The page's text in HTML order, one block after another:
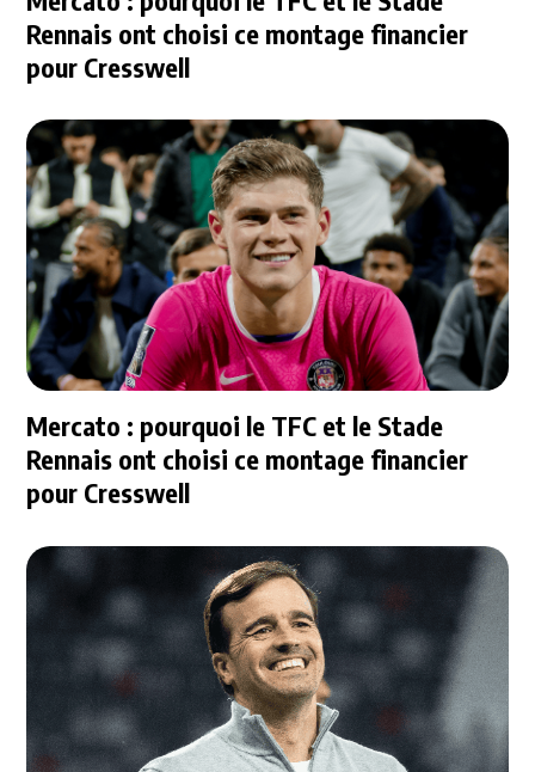
Rennais ont choisi ce montage financier
pour Cresswell
Mercato : pourquoi le TFC et le Stade
Rennais ont choisi ce montage financier
pour Cresswell